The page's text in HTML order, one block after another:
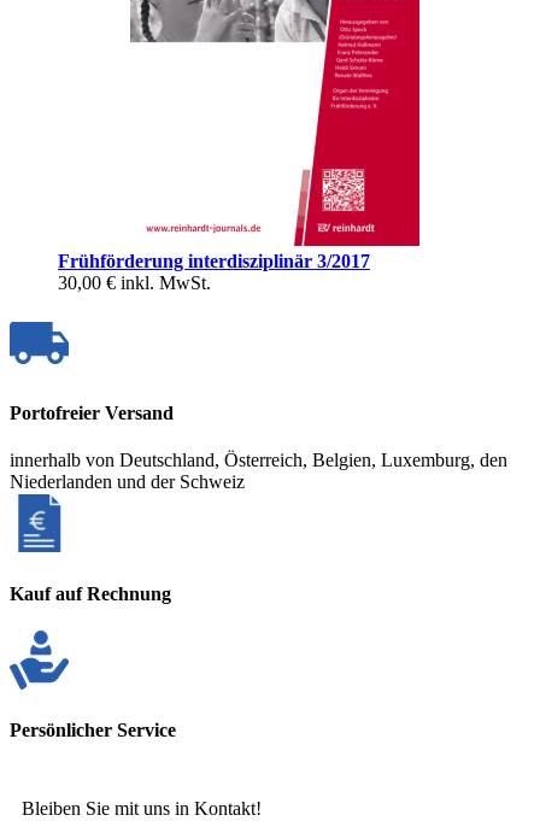
Frühförderung interdisziplinär 3/2017
30,00 € inkl. MwSt.
Portofreier Versand
innerhalb von Deutschland, Österreich, Belgien, Luxemburg, den
Niederlanden und der Schweiz
Kauf auf Rechnung
Persönlicher Service
Bleiben Sie mit uns in Kontakt!